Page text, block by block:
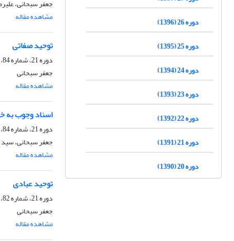
جعفر سبحانی،
مشاهده مقاله
توحید صفاتی
دوره 21، شماره 84، زمستان 1391، صفحه
جعفر سبحانی
مشاهده مقاله
اسناد وجوب به
دوره 21، شماره 84، زمستان 1391، صفحه
جعفر سبحانی،
مشاهده مقاله
توحید عبادی
دوره 21، شماره 82، تابستان 1391، صفحه
جعفر سبحانی
مشاهده مقاله
دوره 26 (1396)
دوره 25 (1395)
دوره 24 (1394)
دوره 23 (1393)
دوره 22 (1392)
دوره 21 (1391)
دوره 20 (1390)